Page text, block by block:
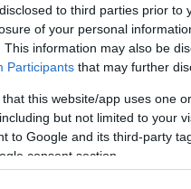
to third parties prior
of your personal
This information may also be
Participants that may further
that this website/app uses one
but not limited to your
to Google and its third-party
consent section.